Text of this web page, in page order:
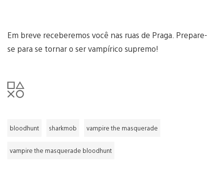
Em breve receberemos você nas ruas de Praga. Prepare-
se para se tornar o ser vampírico supremo!
bloodhunt sharkmob vampire the masquerade
vampire the masquerade bloodhunt